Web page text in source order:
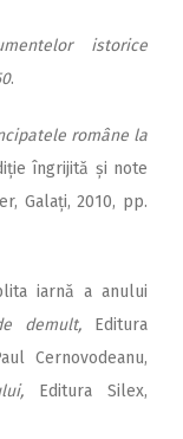
istorice
.
române la
îngrijită și note
Galați, 2010, pp.
iarnă a anului
demult, Editura
Cernovodeanu,
Editura Silex,